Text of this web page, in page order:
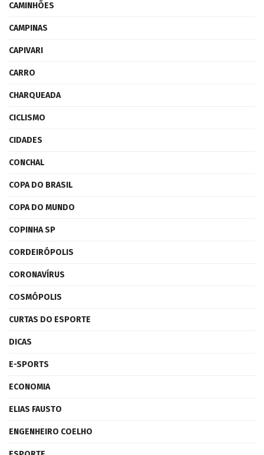
CAMINHÕES
CAMPINAS
CAPIVARI
CARRO
CHARQUEADA
CICLISMO
CIDADES
CONCHAL
COPA DO BRASIL
COPA DO MUNDO
COPINHA SP
CORDEIRÓPOLIS
CORONAVÍRUS
COSMÓPOLIS
CURTAS DO ESPORTE
DICAS
E-SPORTS
ECONOMIA
ELIAS FAUSTO
ENGENHEIRO COELHO